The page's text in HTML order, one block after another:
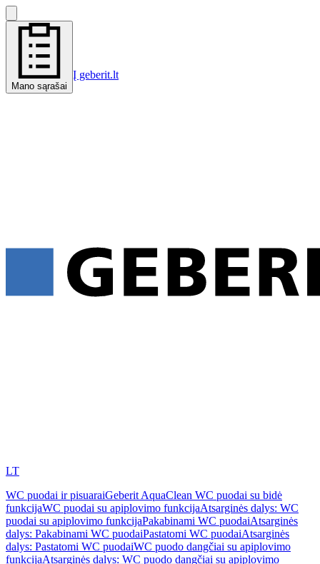
Mano sąrašai
Į geberit.lt
LT
WC puodai ir pisuaraiGeberit AquaClean WC puodai su bidė
funkcijaWC puodai su apiplovimo funkcijaAtsarginės dalys: WC
puodai su apiplovimo funkcijaPakabinami WC puodaiAtsarginės
dalys: Pakabinami WC puodaiPastatomi WC puodaiAtsarginės
dalys: Pastatomi WC puodaiWC puodo dangčiai su apiplovimo
funkcijaAtsarginės dalys: WC puodo dangčiai su apiplovimo